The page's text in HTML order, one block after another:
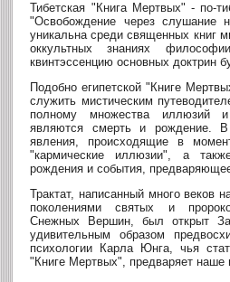
Тибетская "Книга Мертвых" - по-
"Освобождение через слушание
уникальна среди священных книг
оккультных знаниях
квинтэссенцию основных доктрин
Подобно египетской "Книге
служить мистическим
полному множества иллюзий
являются смерть и рождение. В
явления, происходящие в
"кармические иллюзии", а
рождения и события,
Трактат, написанный много веков
поколениями святых и
Снежных Вершин, был открыт
удивительным образом
психологии Карла Юнга, чья
"Книге Мертвых", предваряет наше